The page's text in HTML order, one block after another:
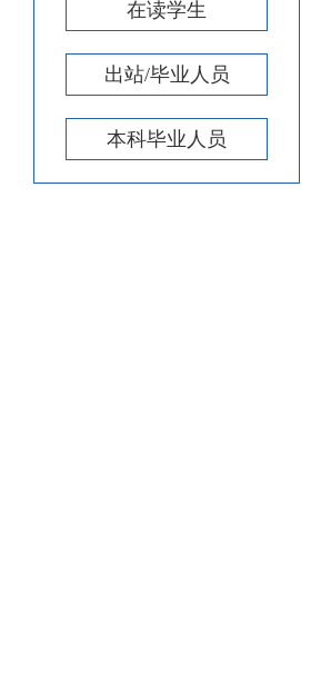
在读学生
出站/毕业人员
本科毕业人员